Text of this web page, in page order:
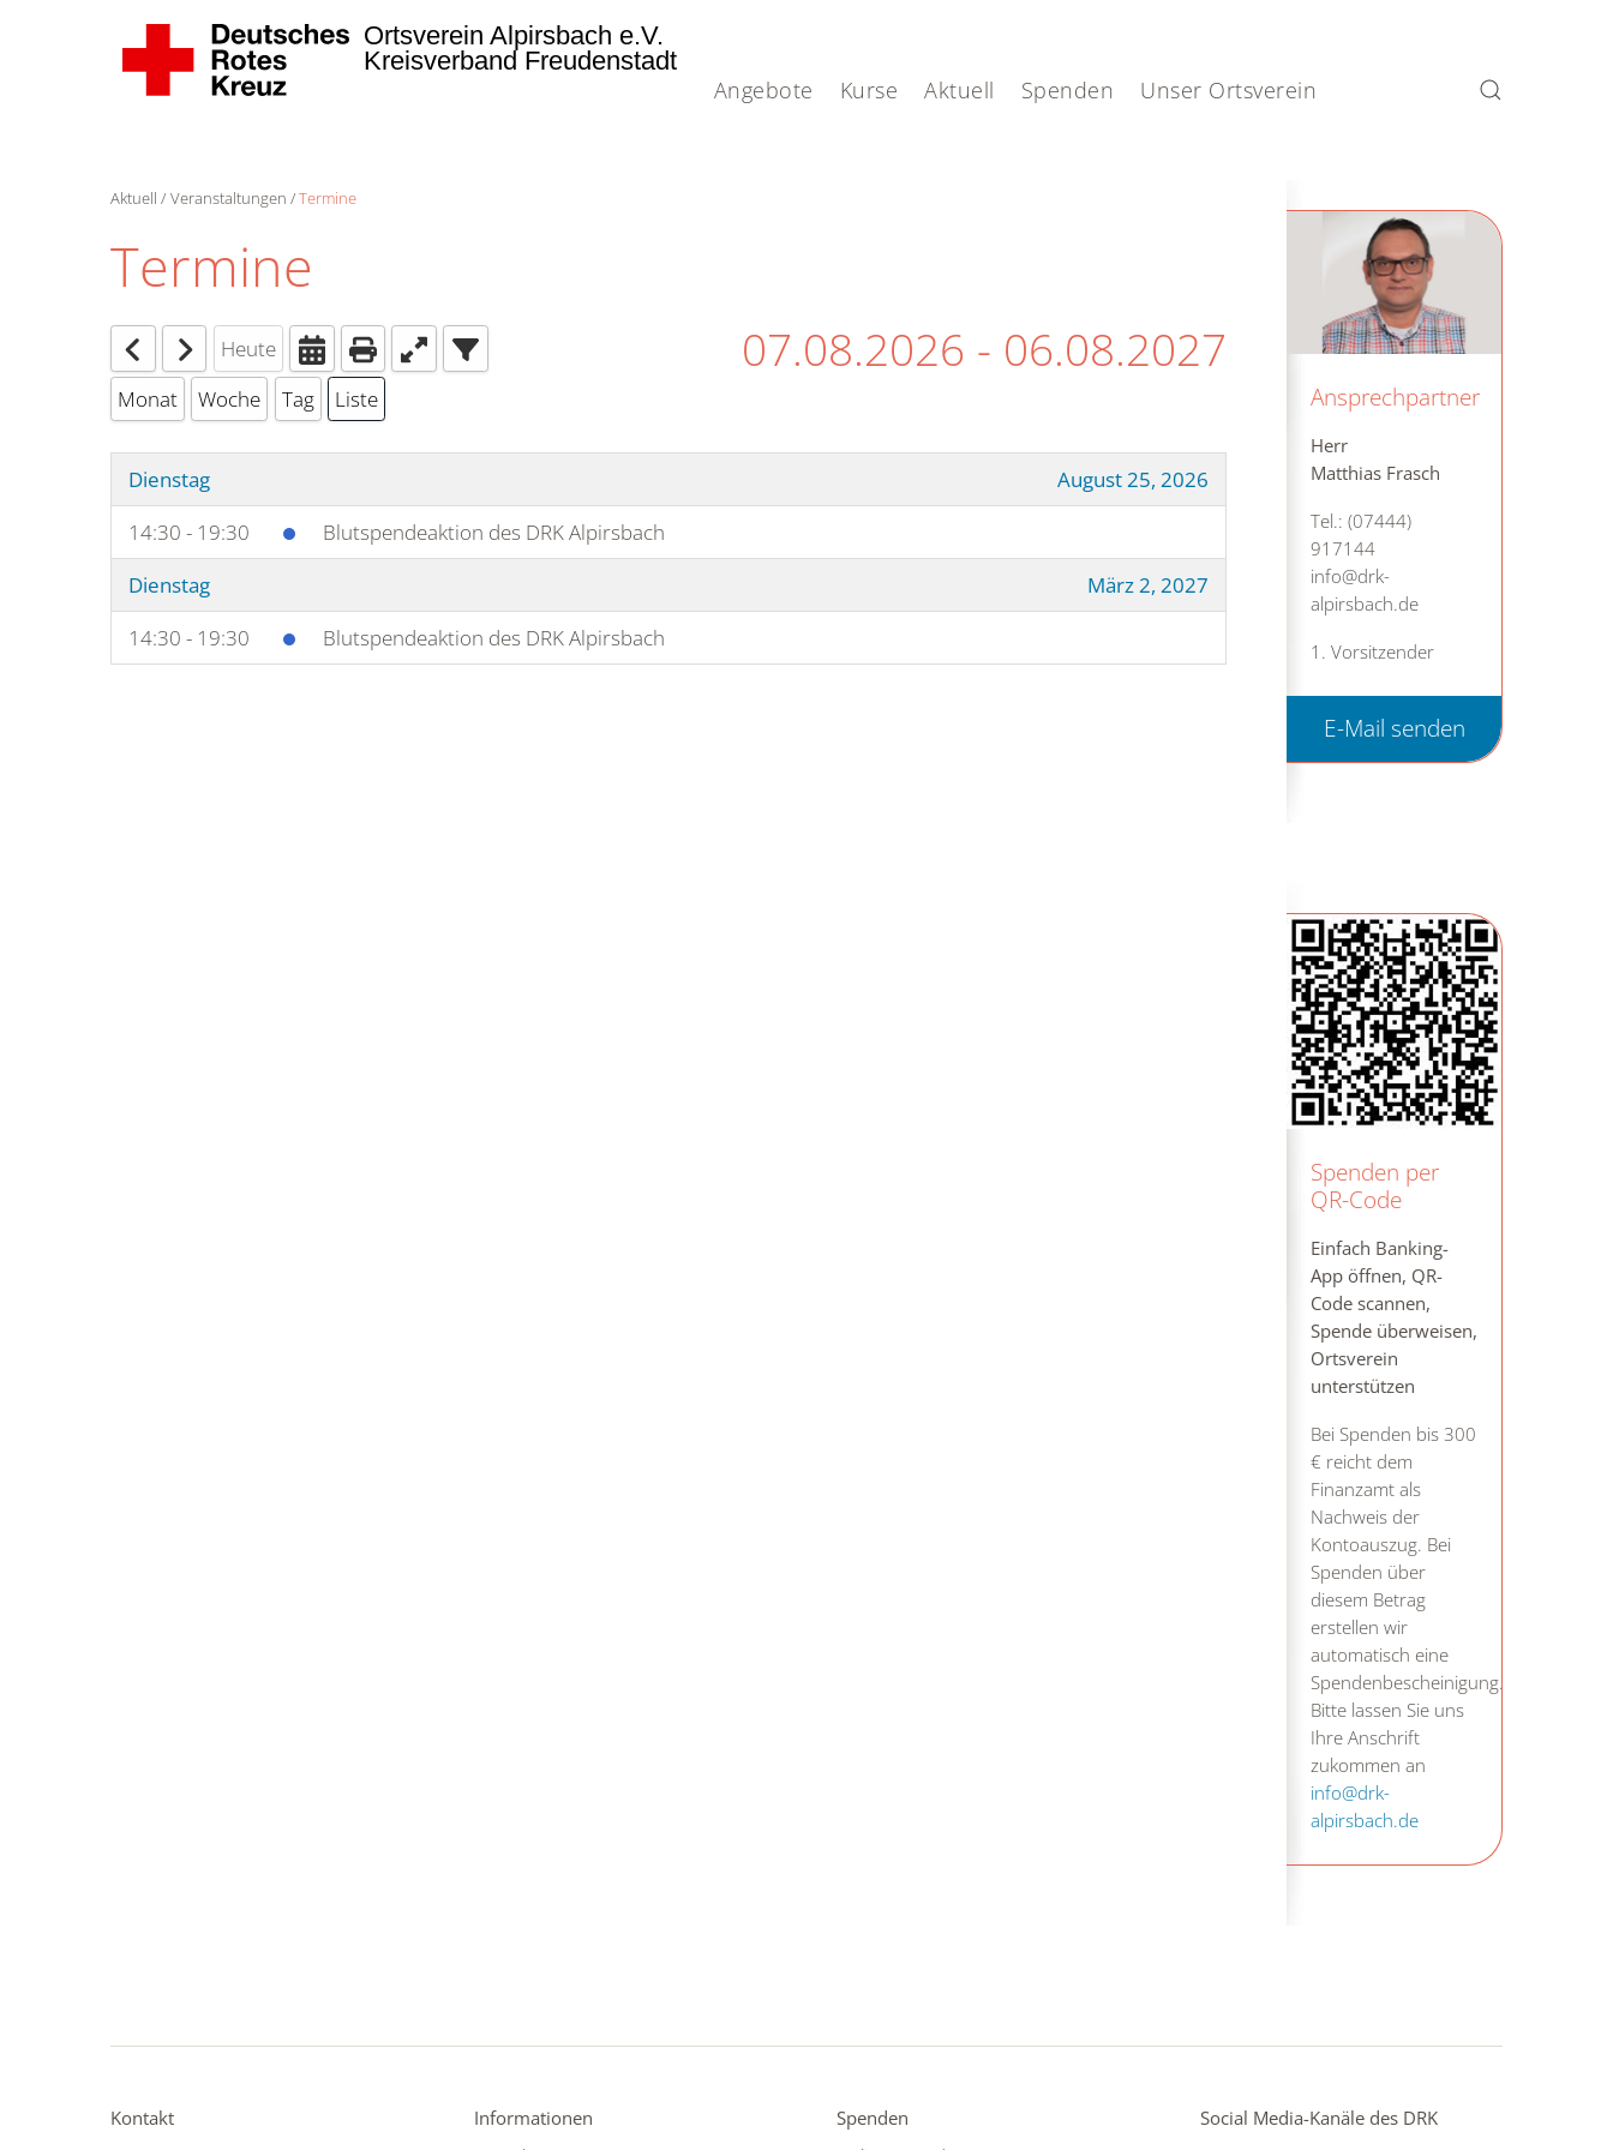
Zum Hauptinhalt springen
Ortsverein Alpirsbach e.V.
Kreisverband Freudenstadt
Angebote
Kurse Aktuell Spenden Unser Ortsverein
Aktuell Veranstaltungen Termine
Termine
Heute 07.08.2026 - 06.08.2027
Monat Woche Tag Liste
Dienstag
August 25, 2026
14:30 - 19:30
Blutspendeaktion des DRK Alpirsbach
Dienstag
März 2, 2027
14:30 - 19:30
Blutspendeaktion des DRK Alpirsbach
Ansprechpartner
Herr
Matthias Frasch
Tel.: (07444)
917144
info@drk-
alpirsbach.de
1. Vorsitzender
E-Mail senden
Spenden per
QR-Code
Einfach Banking-
App öffnen, QR-
Code scannen,
Spende überweisen,
Ortsverein
unterstützen
Bei Spenden bis 300
€ reicht dem
Finanzamt als
Nachweis der
Kontoauszug. Bei
Spenden über
diesem Betrag
erstellen wir
automatisch eine
Spendenbescheinigung.
Bitte lassen Sie uns
Ihre Anschrift
zukommen an
info@drk-
alpirsbach.de
Kontakt
Informationen
Spenden
Social Media-Kanäle des DRK